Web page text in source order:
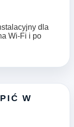
dla
Wi‑Fi i po
W